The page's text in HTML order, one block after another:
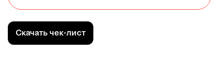
Скачать чек-лист